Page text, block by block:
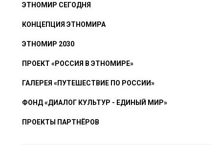
ЭТНОМИР СЕГОДНЯ
КОНЦЕПЦИЯ ЭТНОМИРА
ЭТНОМИР 2030
ПРОЕКТ «РОССИЯ В ЭТНОМИРЕ»
ГАЛЕРЕЯ «ПУТЕШЕСТВИЕ ПО РОССИИ»
ФОНД «ДИАЛОГ КУЛЬТУР - ЕДИНЫЙ МИР»
ПРОЕКТЫ ПАРТНЁРОВ